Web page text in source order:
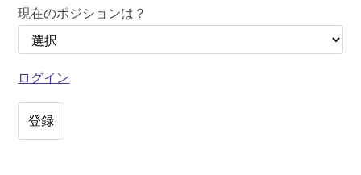
現在のポジションは？
ログイン